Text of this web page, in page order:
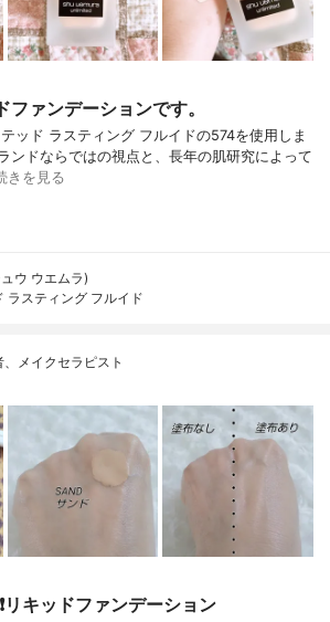
ァンデーションです。
ッド ラスティング フルイドの574を使用しま
ンドならではの視点と、長年の肌研究によって
きを見る
ウ ウエムラ)
ラスティング フルイド
メイクセラピスト
リキッドファンデーション